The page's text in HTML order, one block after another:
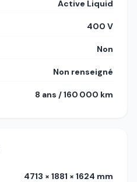
Active Liquid
400 V
Non
Non renseigné
8 ans / 160 000 km
4713 × 1881 × 1624 mm